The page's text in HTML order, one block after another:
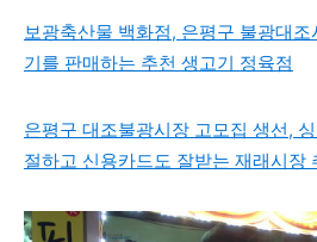
보광축산물 백화점, 은평구 불광대
기를 판매하는 추천 생고기 정육점
은평구 대조불광시장 고모집 생선,
절하고 신용카드도 잘받는 재래시장